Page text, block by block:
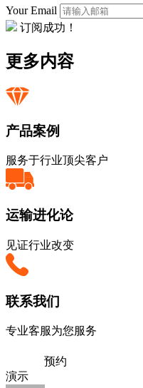
Your Email
订阅成功！
更多内容
产品案例
服务于行业顶尖客户
运输进化论
见证行业改变
联系我们
专业客服为您服务
预约
演示